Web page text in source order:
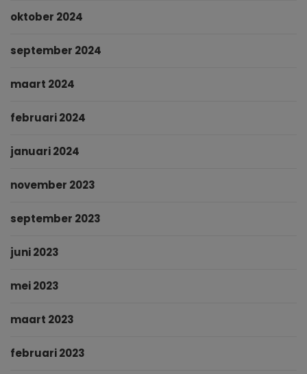
oktober 2024
september 2024
maart 2024
februari 2024
januari 2024
november 2023
september 2023
juni 2023
mei 2023
maart 2023
februari 2023